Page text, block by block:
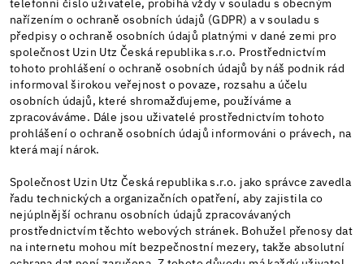
telefonní číslo uživatele, probíhá vždy v souladu s obecným
nařízením o ochraně osobních údajů (GDPR) a v souladu s
předpisy o ochraně osobních údajů platnými v dané zemi pro
společnost Uzin Utz Česká republika s.r.o. Prostřednictvím
tohoto prohlášení o ochraně osobních údajů by náš podnik rád
informoval širokou veřejnost o povaze, rozsahu a účelu
osobních údajů, které shromažďujeme, používáme a
zpracováváme. Dále jsou uživatelé prostřednictvím tohoto
prohlášení o ochraně osobních údajů informováni o právech, na
která mají nárok.
Společnost Uzin Utz Česká republika s.r.o. jako správce zavedla
řadu technických a organizačních opatření, aby zajistila co
nejúplnější ochranu osobních údajů zpracovávaných
prostřednictvím těchto webových stránek. Bohužel přenosy dat
na internetu mohou mít bezpečnostní mezery, takže absolutní